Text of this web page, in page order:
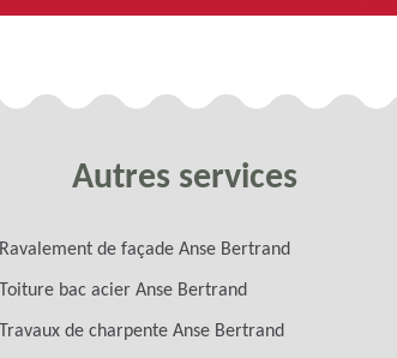
Autres services
Ravalement de façade Anse Bertrand
Toiture bac acier Anse Bertrand
Travaux de charpente Anse Bertrand